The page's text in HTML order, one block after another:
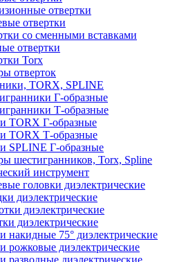
отвертки
отвертки
со сменными вставками
отвертки
Torx
отверток
TORX, SPLINE
Г-образные
Т-образные
TORX Г-образные
TORX Т-образные
SPLINE Г-образные
шестигранников, Torx, Spline
инструмент
головки диэлектрические
диэлектрические
диэлектрические
диэлектрические
накидные 75° диэлектрические
рожковые диэлектрические
разводные диэлектрические